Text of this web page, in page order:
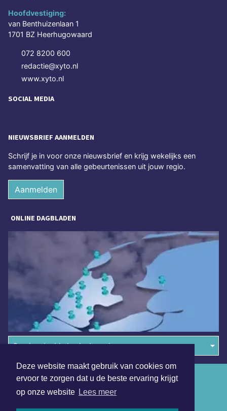
Deze website maakt gebruik van cookies om
ervoor te zorgen dat u de beste ervaring krijgt
op onze website Lees meer
Hoofdvestiging:
van Benthuizenlaan 1
1701 BZ Heerhugowaard
072 8200 600
redactie@xyto.nl
www.xyto.nl
SOCIAL MEDIA
NIEUWSBRIEF AANMELDEN
Schrijf je in voor onze nieuwsbrief en krijg wekelijks een
samenvatting van alle gebeurtenissen uit jouw regio.
Aanmelden
ONLINE DAGBLADEN
Overige dagbladen in de regio
Algemene voorwaarden
Disclaimer